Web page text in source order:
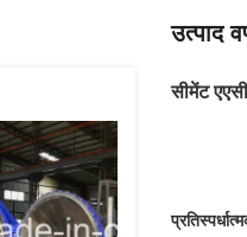
उत्पाद
सीमेंट